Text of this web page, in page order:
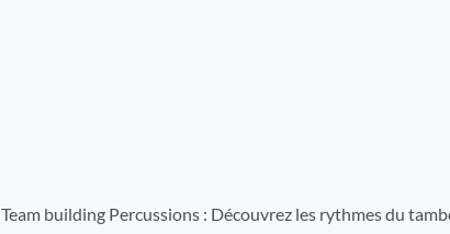
Team building Percussions : Découvrez les rythmes du